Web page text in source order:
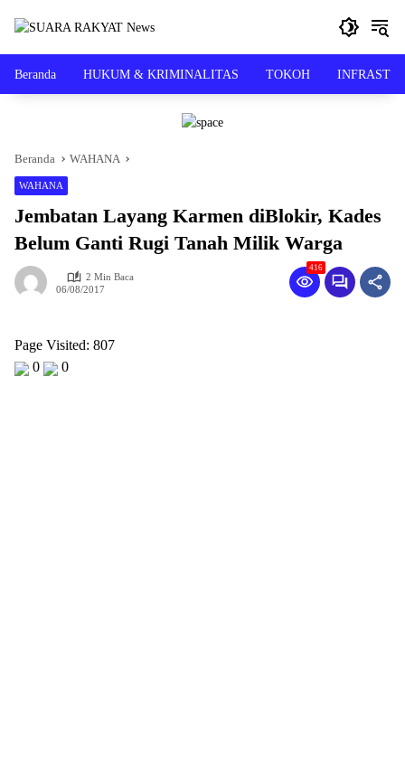
Beranda HUKUM & KRIMINALITAS TOKOH
Beranda WAHANA
WAHANA
Jembatan Layang Karmen diBlokir, Kades
Belum Ganti Rugi Tanah Milik Warga
2 Min Baca
06/08/2017
416
Page Visited: 807
0
0